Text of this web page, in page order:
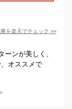
を楽天でチェック >>
ンが美しく、
オススメで